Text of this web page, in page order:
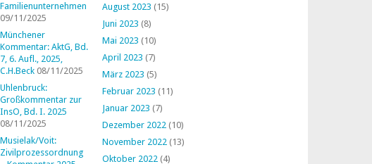
Familienunternehmen
09/11/2025
Münchener
Kommentar: AktG, Bd.
7, 6. Aufl., 2025,
C.H.Beck 08/11/2025
Uhlenbruck:
Großkommentar zur
InsO, Bd. I. 2025
08/11/2025
Musielak/Voit:
Zivilprozessordnung
August 2023 (15)
Juni 2023 (8)
Mai 2023 (10)
April 2023 (7)
März 2023 (5)
Februar 2023 (11)
Januar 2023 (7)
Dezember 2022 (10)
November 2022 (13)
Oktober 2022 (4)